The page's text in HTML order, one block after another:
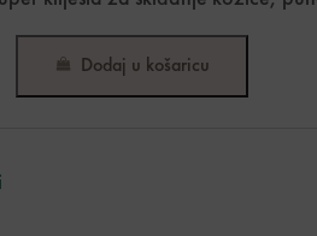
Dodaj u košaricu